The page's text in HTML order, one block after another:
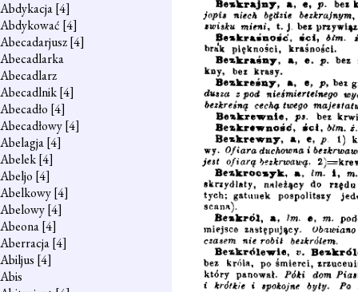
Abdykacja[4]
Abdykować [4]
Abecadarjusz[4]
Abecadlarka
Abecadlarz
Abecadlnik[4]
Abecadło [4]
Abecadłowy[4]
Abelagja[4]
Abelek[4]
Abeljo [4]
Abelkowy[4]
Abelowy[4]
Abeona[4]
Aberracja[4]
Abiljus [4]
Abis